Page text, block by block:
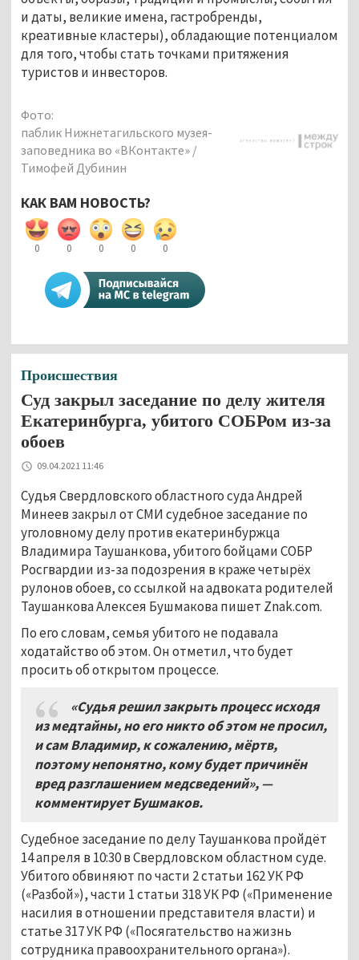
и даты, великие имена, гастробренды,
креативные кластеры), обладающие потенциалом
для того, чтобы стать точками притяжения
туристов и инвесторов.
Фото:
паблик Нижнетагильского музея-
заповедника во «ВКонтакте» /
Тимофей Дубинин
КАК ВАМ НОВОСТЬ?
0 0 0 0 0
Происшествия
Суд закрыл заседание по делу жителя
Екатеринбурга, убитого СОБРом из-за
обоев
09.04.2021 11:46
Судья Свердловского областного суда Андрей
Минеев закрыл от СМИ судебное заседание по
уголовному делу против екатеринбуржца
Владимира Таушанкова, убитого бойцами СОБР
Росгвардии из-за подозрения в краже четырёх
рулонов обоев, со ссылкой на адвоката родителей
Таушанкова Алексея Бушмакова пишет Znak.com.
По его словам, семья убитого не подавала
ходатайство об этом. Он отметил, что будет
просить об открытом процессе.
«Судья решил закрыть процесс исходя
из медтайны, но его никто об этом не просил,
и сам Владимир, к сожалению, мёртв,
поэтому непонятно, кому будет причинён
вред разглашением медсведений», —
комментирует Бушмаков.
Судебное заседание по делу Таушанкова пройдёт
14 апреля в 10:30 в Свердловском областном суде.
Убитого обвиняют по части 2 статьи 162 УК РФ
(«Разбой»), части 1 статьи 318 УК РФ («Применение
насилия в отношении представителя власти) и
статье 317 УК РФ («Посягательство на жизнь
сотрудника правоохранительного органа»).